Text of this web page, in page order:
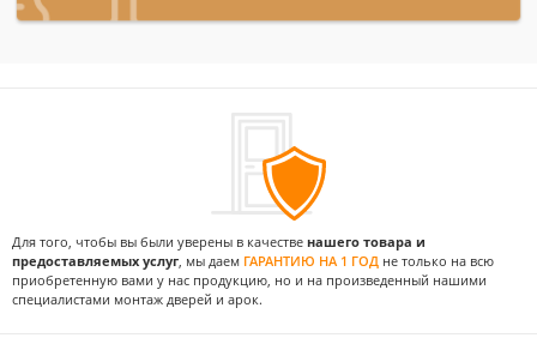
Для того, чтобы вы были уверены в качестве нашего товара и
предоставляемых услуг , мы даем ГАРАНТИЮ НА 1 ГОД не только на всю
приобретенную вами у нас продукцию, но и на произведенный нашими
специалистами монтаж дверей и арок.